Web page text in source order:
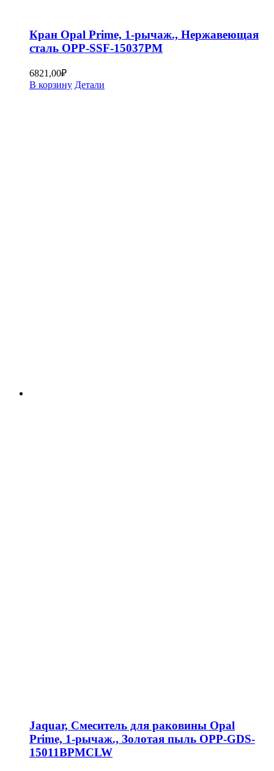
Кран Opal Prime, 1-рычаж., Нержавеющая
сталь OPP-SSF-15037PM
6821,00₽
В корзину Детали
Jaquar, Смеситель для раковины Opal
Prime, 1-рычаж., Золотая пыль OPP-GDS-
15011BPMCLW